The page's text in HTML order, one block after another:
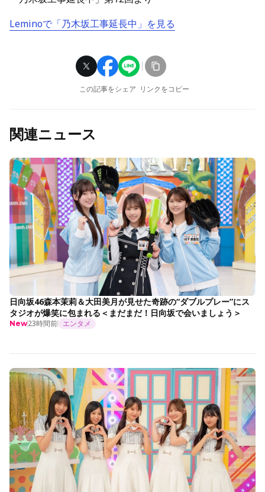
Leminoで「乃木坂工事延長中」を見る
この記事をシェア リンクをコピー
関連ニュース
日向坂46森本茉莉＆大田美月が見せた奇跡の“ダブルプレー”にス
タジオが爆笑に包まれる＜まだまだ！日向坂で会いましょう＞
New23時間前 エンタメ